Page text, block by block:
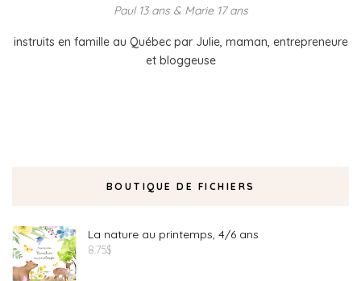
Paul 13 ans & Marie 17 ans
instruits en famille au Québec par Julie, maman, entrepreneure
et bloggeuse
BOUTIQUE DE FICHIERS
La nature au printemps, 4/6 ans
8.75$